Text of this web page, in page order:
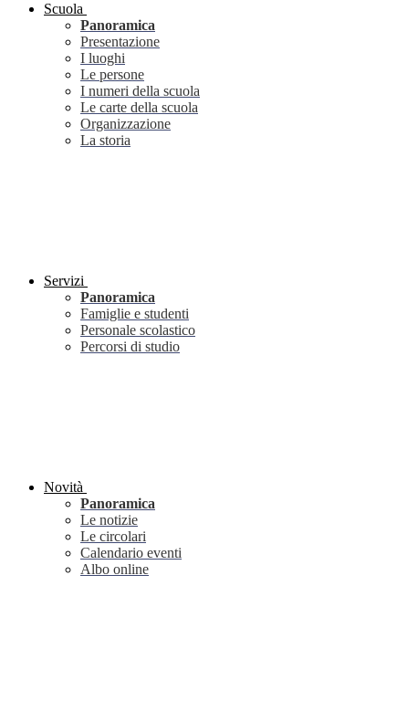
Scuola
Panoramica
Presentazione
I luoghi
Le persone
I numeri della scuola
Le carte della scuola
Organizzazione
La storia
Servizi
Panoramica
Famiglie e studenti
Personale scolastico
Percorsi di studio
Novità
Panoramica
Le notizie
Le circolari
Calendario eventi
Albo online